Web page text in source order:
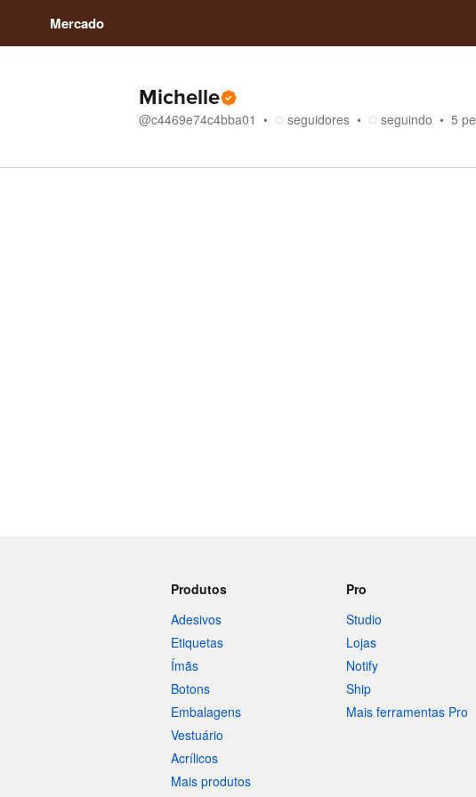
Mercado
Michelle
@c4469e74c4bba01 seguidores seguindo 5
Produtos
Adesivos
Etiquetas
Ímãs
Botons
Embalagens
Vestuário
Acrílicos
Mais produtos
Pro
Studio
Lojas
Notify
Ship
Mais ferramentas Pro